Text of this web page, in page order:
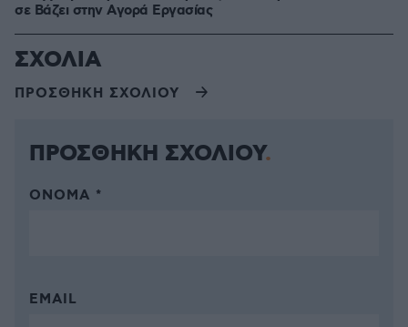
σε Bάζει στην Aγορά Eργασίας
ΣΧΟΛΙΑ
ΠΡΟΣΘΗΚΗ ΣΧΟΛΙΟΥ
ΠΡΟΣΘΗΚΗ ΣΧΟΛΙΟΥ
ΌΝΟΜΑ *
EMAIL